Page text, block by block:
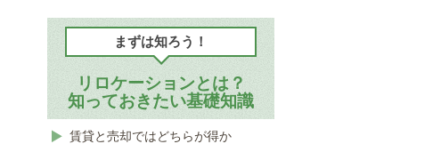
まずは知ろう！
リロケーションとは？
知っておきたい基礎知識
賃貸と売却ではどちらが得か